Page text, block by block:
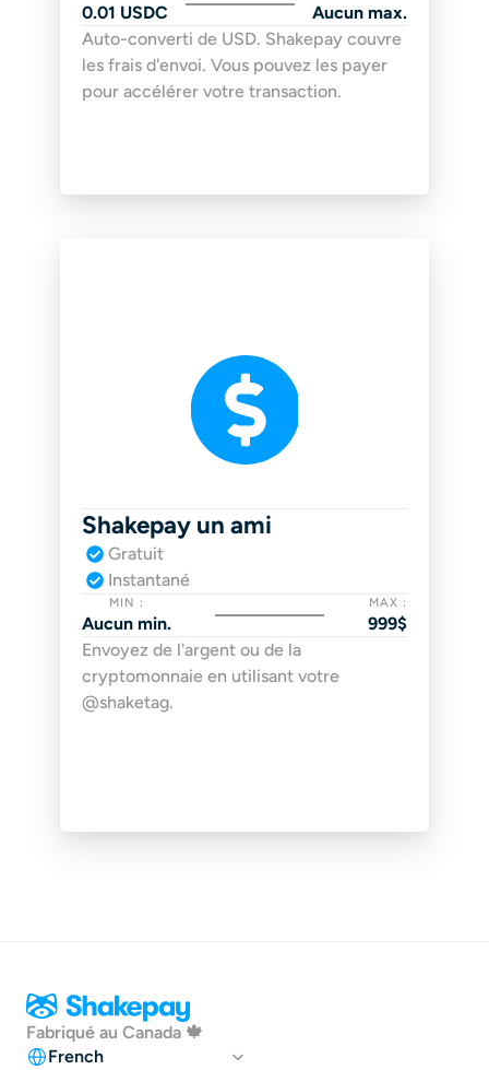
0.01 USDC
Aucun max.
Auto-converti de USD. Shakepay couvre
les frais d'envoi. Vous pouvez les payer
pour accélérer votre transaction.
Shakepay un ami
Gratuit
Instantané
MIN :
Aucun min.
MAX :
999$
Envoyez de l'argent ou de la
cryptomonnaie en utilisant votre
@shaketag.
Fabriqué au Canada 🍁
Select Language
French